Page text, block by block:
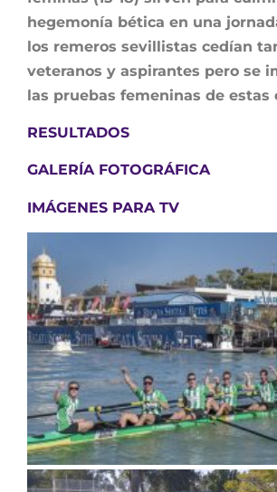
hegemonía bética en una
los remeros sevillistas cedían
veteranos y aspirantes pero se
las pruebas femeninas de estas
RESULTADOS
GALERÍA FOTOGRÁFICA
IMÁGENES PARA TV